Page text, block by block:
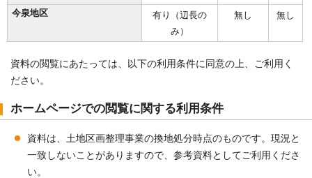
今泉地区
有り（辺長の
み）
無し 無し
資料の閲覧にあたっては、以下の利用条件に同意の上、ご利用く
ださい。
ホームページでの閲覧に関する利用条件
資料は、土地区画整理事業の換地処分時点のものです。現況と
一致しないことがありますので、参考資料としてご利用くださ
い。